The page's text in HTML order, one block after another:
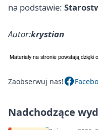
na podstawie:
Autor:krystian
Zaobserwuj nas!
Nadchodzące